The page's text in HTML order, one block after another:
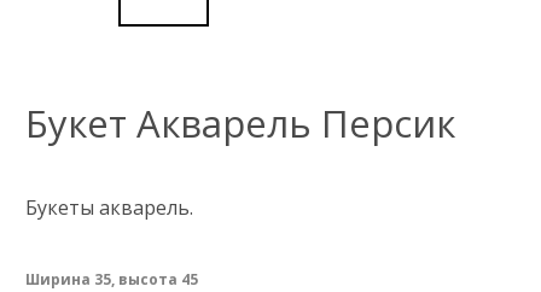
Букет Акварель Персик
Букеты акварель.
Ширина 35, высота 45